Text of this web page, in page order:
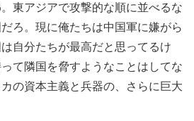
東アジアで攻撃的な順に並べるな
ろ。現に俺たちは中国軍に嫌がら
自分たちが最高だと思ってるけ
て隣国を脅すようなことはしてな
の資本主義と兵器の、さらに巨大